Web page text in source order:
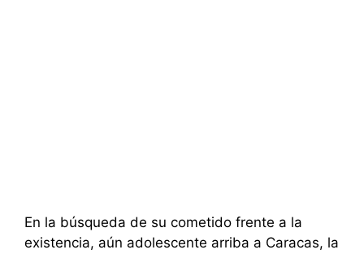
En la búsqueda de su cometido frente a la
existencia, aún adolescente arriba a Caracas, la